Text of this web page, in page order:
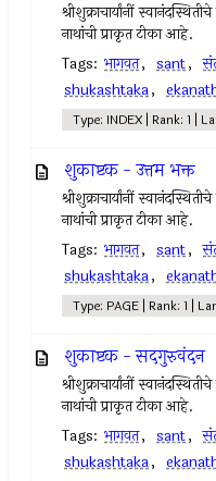
श्रीशुक्राचार्यांनीं
नाथांची प्राकृत टीका आहे.
Tags: भागवत, sant,
shukashtaka,
Type: INDEX | Rank: 1 |
शुकाष्टक - उत्तम भक्त
श्रीशुक्राचार्यांनीं
नाथांची प्राकृत टीका आहे.
Tags: भागवत, sant,
shukashtaka,
Type: PAGE | Rank: 1 |
शुकाष्टक - सदगुरुवंदन
श्रीशुक्राचार्यांनीं
नाथांची प्राकृत टीका आहे.
Tags: भागवत, sant,
shukashtaka,